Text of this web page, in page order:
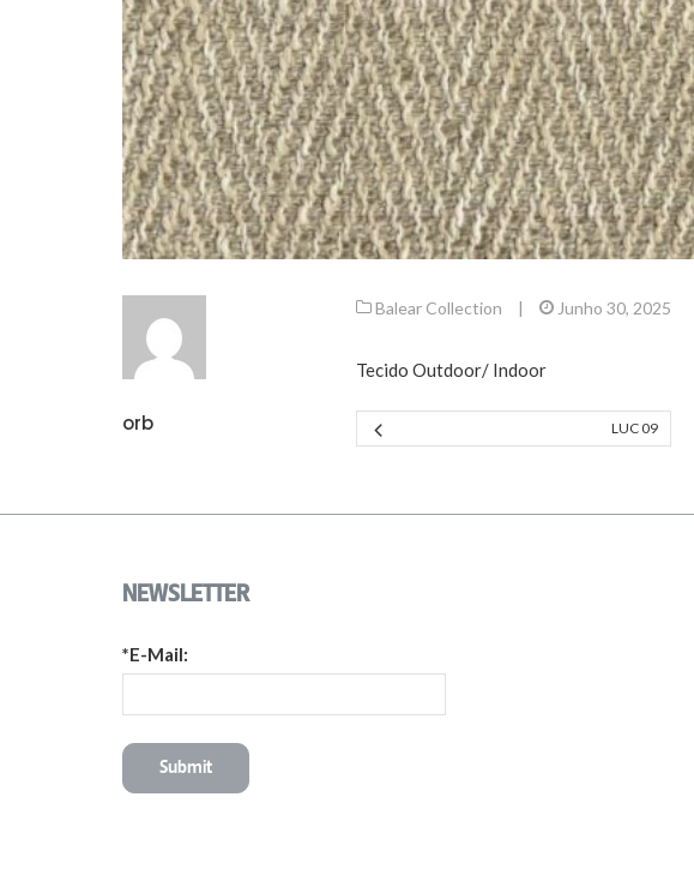
orb
Balear Collection | Junho 30, 2025
Tecido Outdoor/ Indoor
LUC 09
NEWSLETTER
*E-Mail: